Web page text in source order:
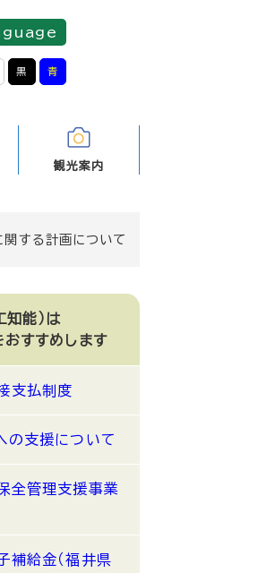
黒 青
観光案内
する計画について
知能）は
おすすめします
支払制度
の支援について
全管理支援事業
補給金（福井県